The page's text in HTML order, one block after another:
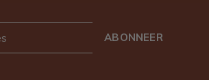
ABONNEER